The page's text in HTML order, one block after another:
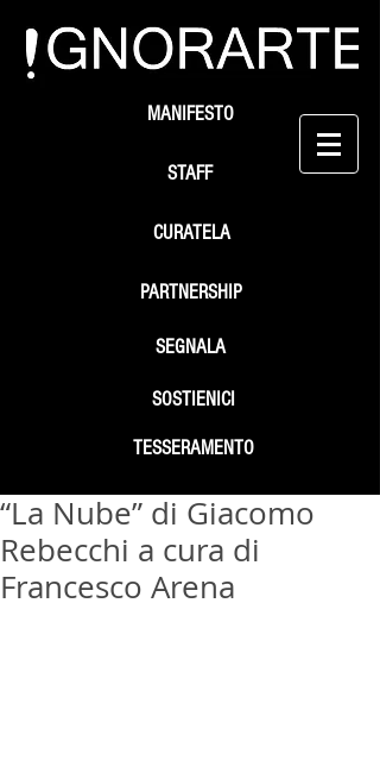
STAFF
SEGNALA
SOSTIENICI
MANIFESTO
PARTNERSHIP
TESSERAMENTO
CURATELA
“La Nube” di Giacomo
Rebecchi a cura di
Francesco Arena